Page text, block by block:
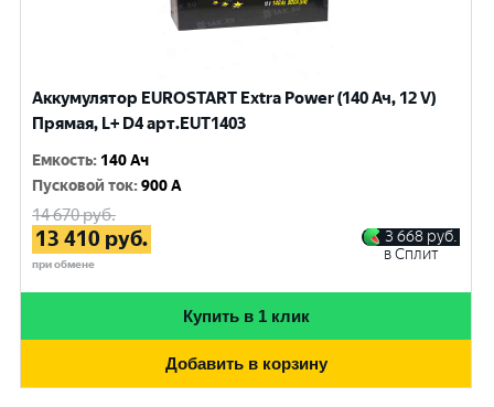
Аккумулятор EUROSTART Extra Power (140 Ач, 12 V)
Прямая, L+ D4 арт.EUT1403
Емкость: 140 Ач
Пусковой ток:900 A
14 670руб.
13 410 руб.
при обмене
3 668 руб.
в Сплит
Купить в 1 клик
Добавить в корзину